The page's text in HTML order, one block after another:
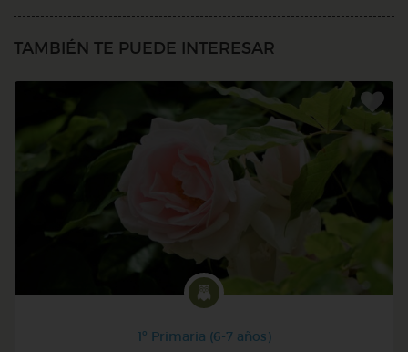
TAMBIÉN TE PUEDE INTERESAR
1º Primaria (6-7 años)